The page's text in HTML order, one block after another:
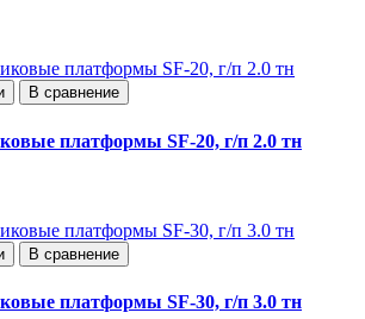
В сравнение
платформы SF-20, г/п 2.0 тн
В сравнение
платформы SF-30, г/п 3.0 тн